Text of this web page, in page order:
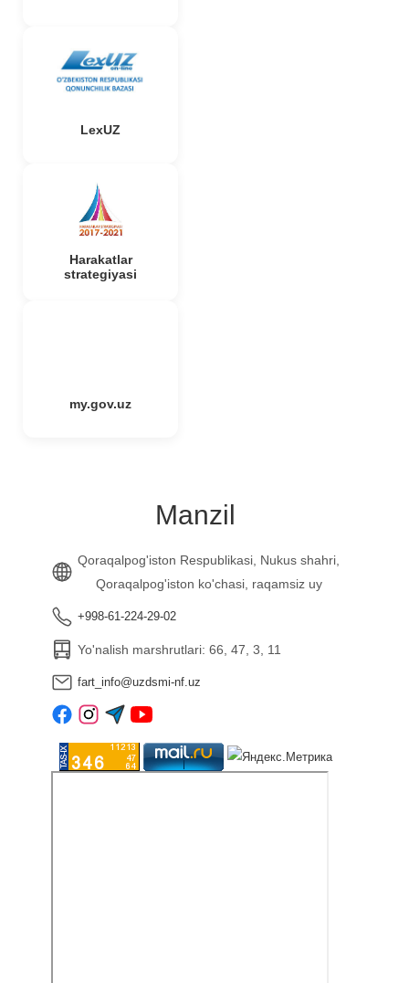
LexUZ
Harakatlar
strategiyasi
my.gov.uz
Manzil
Qoraqalpog'iston Respublikasi, Nukus shahri,
Qoraqalpog'iston ko'chasi, raqamsiz uy
+998-61-224-29-02
Yo'nalish marshrutlari: 66, 47, 3, 11
fart_info@uzdsmi-nf.uz